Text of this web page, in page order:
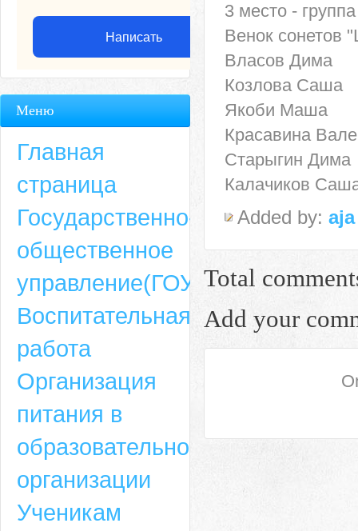
Адрес
659635, Алтайский край, Алтайский район, село Ая, ул. Школьная 11.
6-49, электронный адрес: aja_70@mail.ru
3 место -
Венок сонетов
Власов Дима
Козлова Саша
Якоби Маша
Красавина
Старыгин Дима
Калачиков
Added by: aja
Total
Add your
Написать
Меню
Главная
страница
Государственно-
общественное
управление(ГОУ)
Воспитательная
работа
Организация
питания в
образовательной
организации
Ученикам